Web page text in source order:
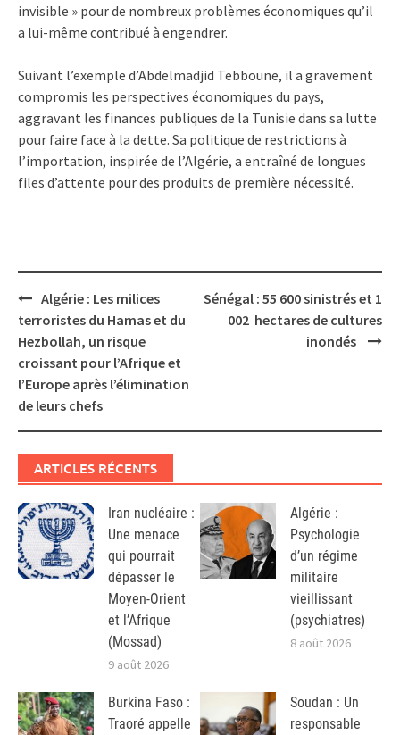
invisible » pour de nombreux problèmes économiques qu’il
a lui-même contribué à engendrer.
Suivant l’exemple d’Abdelmadjid Tebboune, il a gravement
compromis les perspectives économiques du pays,
aggravant les finances publiques de la Tunisie dans sa lutte
pour faire face à la dette. Sa politique de restrictions à
l’importation, inspirée de l’Algérie, a entraîné de longues
files d’attente pour des produits de première nécessité.
Post
navigation
Algérie : Les milices
terroristes du Hamas et du
Hezbollah, un risque
croissant pour l’Afrique et
l’Europe après l’élimination
de leurs chefs
Sénégal : 55 600 sinistrés et 1
002 hectares de cultures
inondés
ARTICLES RÉCENTS
Iran nucléaire :
Une menace
qui pourrait
dépasser le
Moyen-Orient
et l’Afrique
(Mossad)
9 août 2026
Algérie :
Psychologie
d’un régime
militaire
vieillissant
(psychiatres)
8 août 2026
Burkina Faso :
Traoré appelle
Soudan : Un
responsable